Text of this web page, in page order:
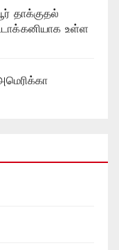
தாக்குதல்
உள்ள